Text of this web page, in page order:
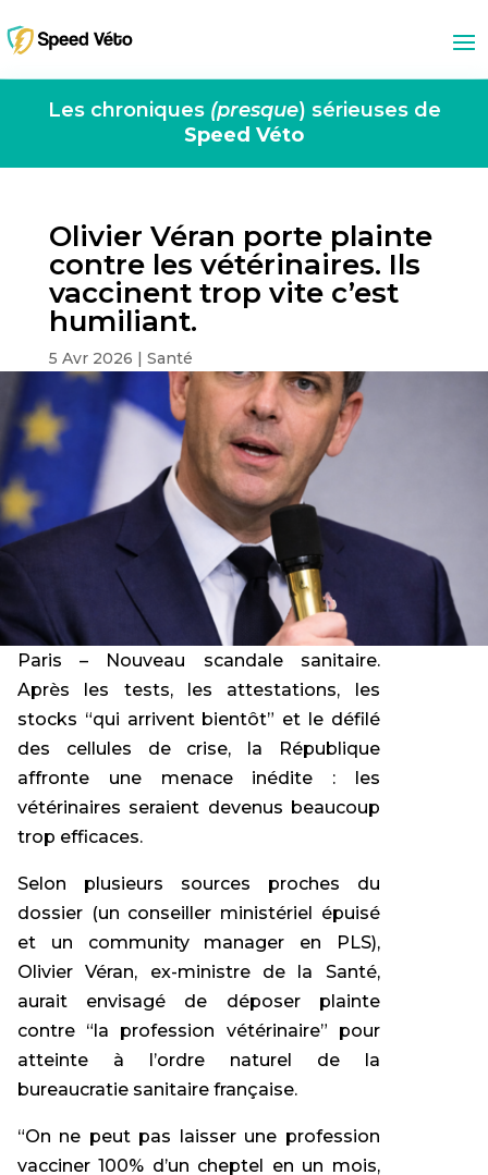
Les chroniques (presque) sérieuses de
Speed Véto
Olivier Véran porte plainte
contre les vétérinaires. Ils
vaccinent trop vite c’est
humiliant.
5 Avr 2026 | Santé
Paris – Nouveau scandale sanitaire.
Après les tests, les attestations, les
stocks “qui arrivent bientôt” et le défilé
des cellules de crise, la République
affronte une menace inédite : les
vétérinaires seraient devenus beaucoup
trop efficaces.
Selon plusieurs sources proches du
dossier (un conseiller ministériel épuisé
et un community manager en PLS),
Olivier Véran, ex-ministre de la Santé,
aurait envisagé de déposer plainte
contre “la profession vétérinaire” pour
atteinte à l’ordre naturel de la
bureaucratie sanitaire française.
“On ne peut pas laisser une profession
vacciner 100% d’un cheptel en un mois,